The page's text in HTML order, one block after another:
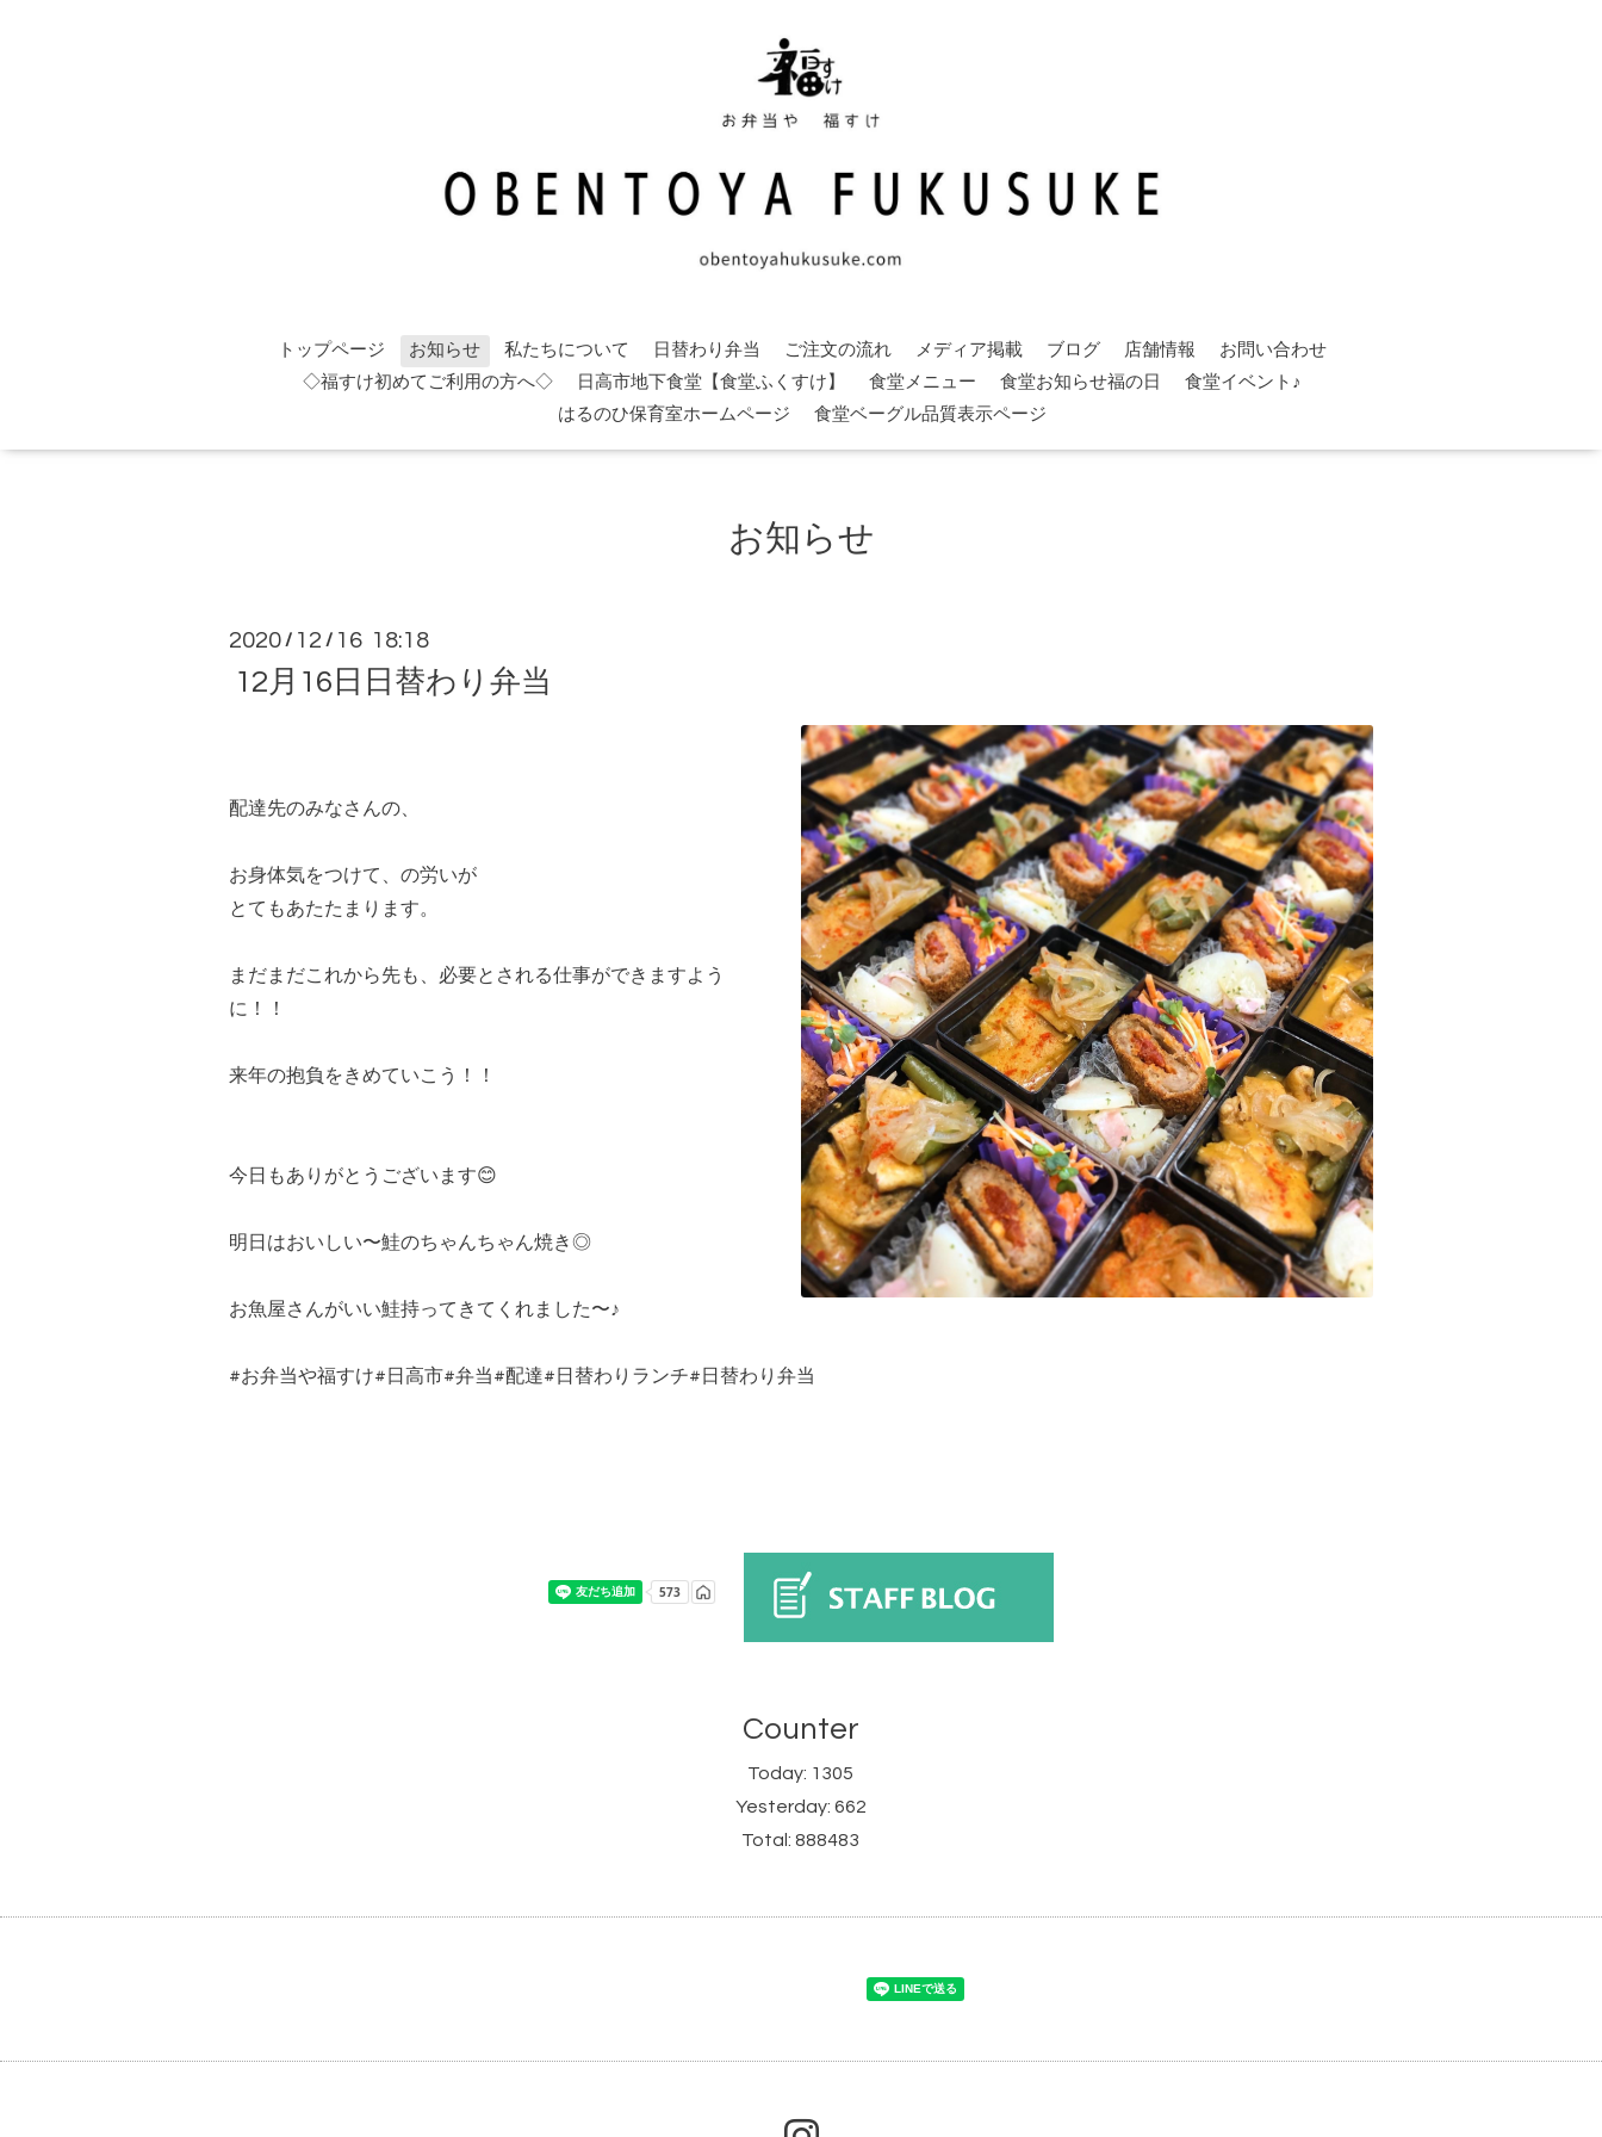
トップページ お知らせ 私たちについて 日替わり弁当 ご注文の流れ メディア掲載 ブログ 店舗情報
お問い合わせ
◇福すけ初めてご利用の方へ◇
日高市地下食堂【食堂ふくすけ】 食堂メニュー 食堂お知らせ福の日
食堂イベント♪
はるのひ保育室ホームページ
食堂ベーグル品質表示ページ
お知らせ
2020 / 12 / 16 18:18
12月16日日替わり弁当
配達先のみなさんの、
お身体気をつけて、の労いが
とてもあたたまります。
まだまだこれから先も、必要とされる仕事ができますよう
に！！
来年の抱負をきめていこう！！
今日もありがとうございます😊
明日はおいしい〜鮭のちゃんちゃん焼き◎
お魚屋さんがいい鮭持ってきてくれました〜♪
#お弁当や福すけ#日高市#弁当#配達#日替わりランチ#日替わり弁当
Counter
Today: 1305
Yesterday: 662
Total:888483